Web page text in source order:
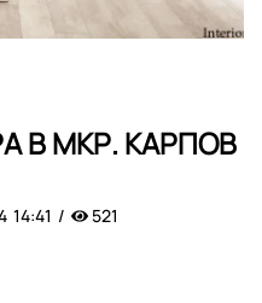
В МКР. КАРПОВ
14:41 521